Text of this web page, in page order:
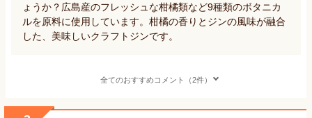
ょうか？広島産のフレッシュな柑橘類など9種類のボタニカ
ルを原料に使用しています。柑橘の香りとジンの風味が融合
した、美味しいクラフトジンです。
全てのおすすめコメント（2件）